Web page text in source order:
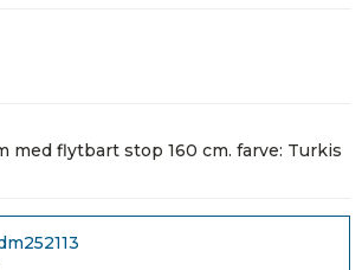
med flytbart stop 160 cm. farve: Turkis